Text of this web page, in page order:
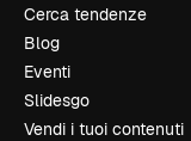
Cerca tendenze
Blog
Eventi
Slidesgo
Vendi i tuoi contenuti